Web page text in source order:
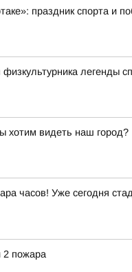
праздник спорта и
легенды
хотим видеть наш город?
часов! Уже сегодня
2 пожара